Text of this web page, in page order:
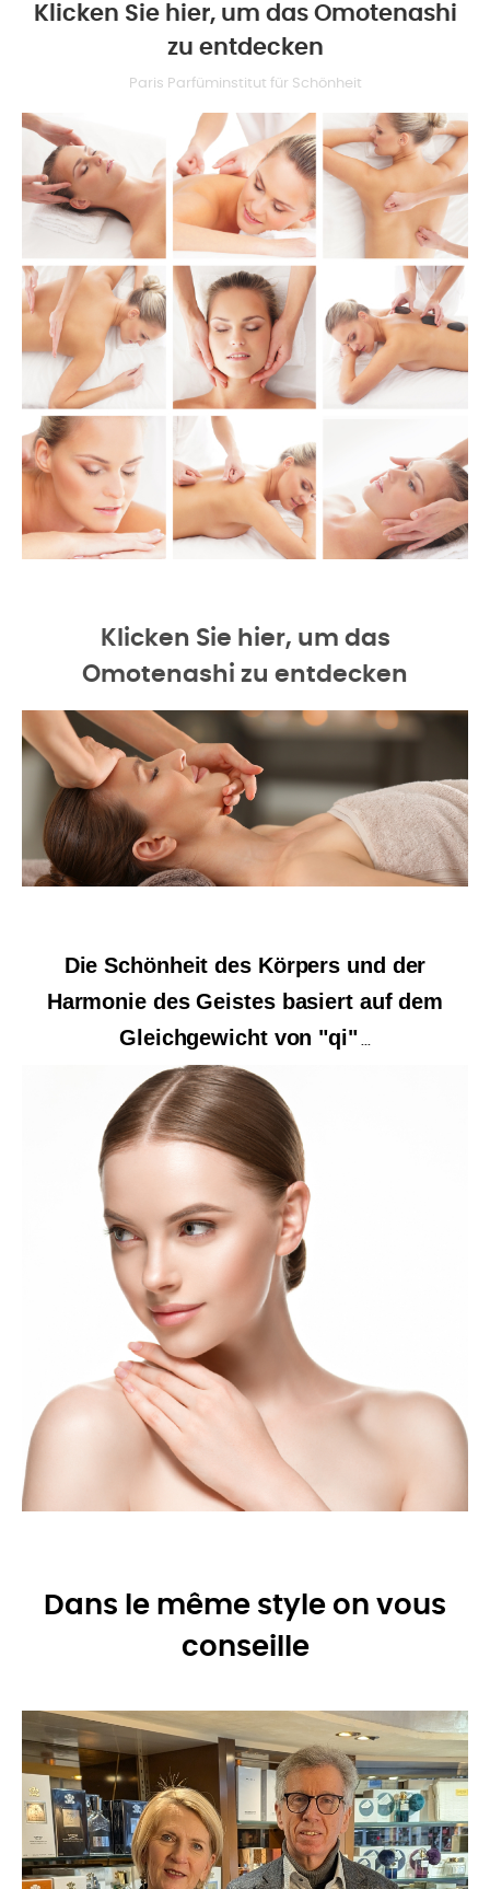
Klicken Sie hier, um das Omotenashi
zu entdecken
Paris Parfüminstitut für Schönheit
Klicken Sie hier, um das
Omotenashi zu entdecken
Die Schönheit des Körpers und der
Harmonie des Geistes basiert auf dem
Gleichgewicht von "qi" ...
Dans le même style on vous
conseille